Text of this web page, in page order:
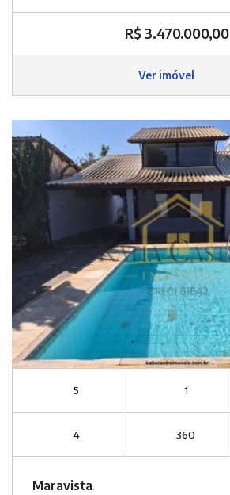
R$ 3.470.000,00
Ver imóvel
5 1
4 360
Maravista